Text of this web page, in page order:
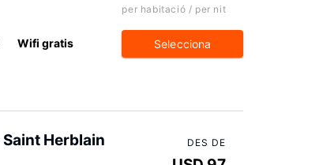
Wifi gratis
per habitació / per nit
Selecciona
Herblain DES DE